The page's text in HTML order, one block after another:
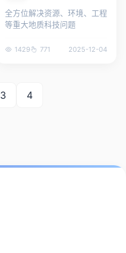
全方位解决资源、环境、工程
等重大地质科技问题
1429 771 2025-12-04
3 4